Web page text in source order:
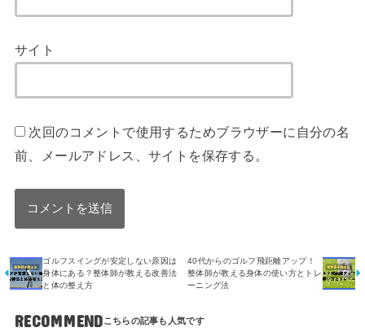
サイト
次回のコメントで使用するためブラウザーに自分の名
前、メールアドレス、サイトを保存する。
ゴルフスイングが安定しない原因は
身体にある？整体師が教える改善法
と体の整え方
40代からのゴルフ飛距離アップ！
整体師が教える身体の使い方とトレ
ーニング法
RECOMMEND